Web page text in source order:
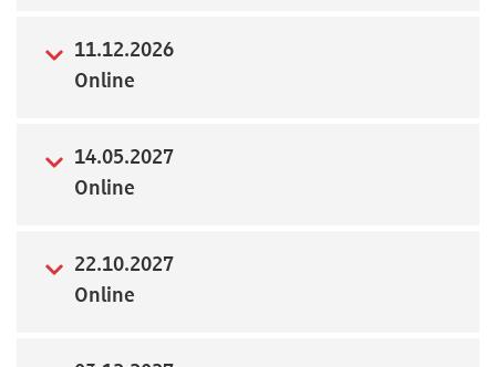
Preisvorteile
FAQ
11.12.2026
Online
14.05.2027
Online
22.10.2027
Online